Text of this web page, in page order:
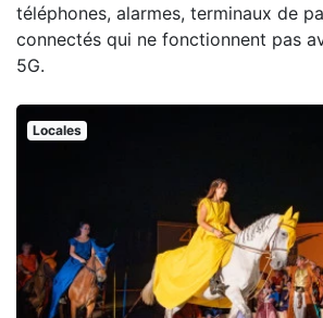
téléphones, alarmes, terminaux de
connectés qui ne fonctionnent pas
5G.
Locales